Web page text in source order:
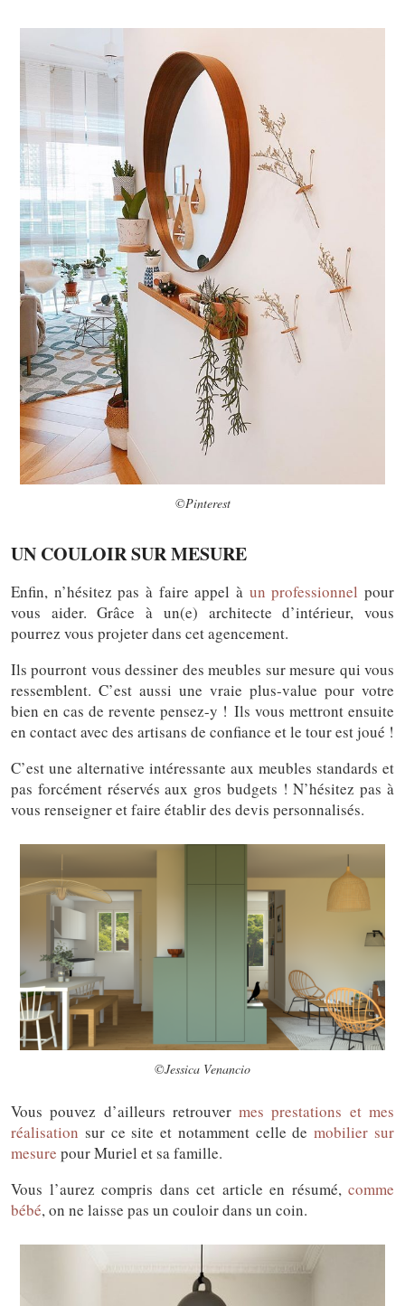
©Pinterest
UN COULOIR SUR MESURE
Enfin, n’hésitez pas à faire appel à un professionnel pour
vous aider. Grâce à un(e) architecte d’intérieur, vous
pourrez vous projeter dans cet agencement.
Ils pourront vous dessiner des meubles sur mesure qui vous
ressemblent. C’est aussi une vraie plus-value pour votre
bien en cas de revente pensez-y ! Ils vous mettront ensuite
en contact avec des artisans de confiance et le tour est joué !
C’est une alternative intéressante aux meubles standards et
pas forcément réservés aux gros budgets ! N’hésitez pas à
vous renseigner et faire établir des devis personnalisés.
©Jessica Venancio
Vous pouvez d’ailleurs retrouvermes prestations et mes
réalisation sur ce site et notamment celle demobilier sur
mesure pour Muriel et sa famille.
Vous l’aurez compris dans cet article en résumé, comme
bébé, on ne laisse pas un couloir dans un coin.